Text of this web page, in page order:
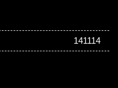
141114